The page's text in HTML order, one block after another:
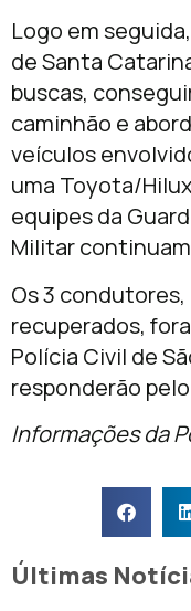
Logo em
de Santa
buscas,
caminhão e
veículos
uma Toyota/
equipes da
Militar
Os 3
recuperados,
Polícia Civil de
responderão
Informações da
Últimas